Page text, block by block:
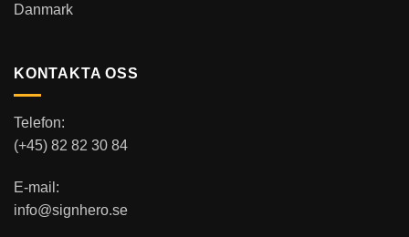
Danmark
KONTAKTA OSS
Telefon:
(+45) 82 82 30 84
E-mail:
info@signhero.se